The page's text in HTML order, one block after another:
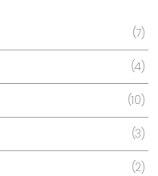
7
4
10
3
2